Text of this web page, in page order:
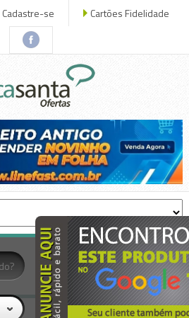
Cadastre-se Cartões Fidelidade
- Todas as Categorias -